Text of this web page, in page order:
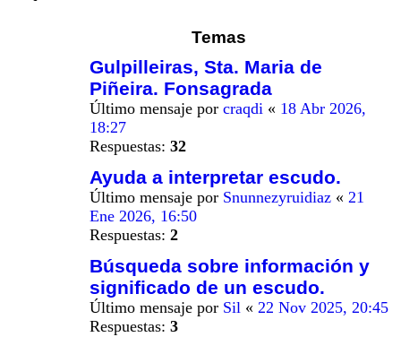
Temas
Gulpilleiras, Sta. Maria de
Piñeira. Fonsagrada
Último mensaje por craqdi « 18 Abr 2026,
18:27
Respuestas: 32
Ayuda a interpretar escudo.
Último mensaje por Snunnezyruidiaz « 21
Ene 2026, 16:50
Respuestas: 2
Búsqueda sobre información y
significado de un escudo.
Último mensaje por Sil « 22 Nov 2025, 20:45
Respuestas: 3